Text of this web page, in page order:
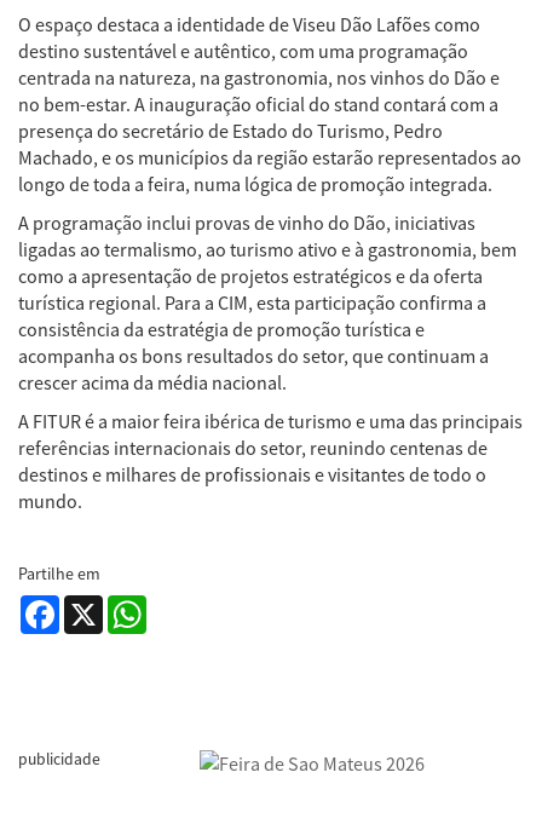
O espaço destaca a identidade de Viseu Dão Lafões como
destino sustentável e autêntico, com uma programação
centrada na natureza, na gastronomia, nos vinhos do Dão e
no bem-estar. A inauguração oficial do stand contará com a
presença do secretário de Estado do Turismo, Pedro
Machado, e os municípios da região estarão representados ao
longo de toda a feira, numa lógica de promoção integrada.
A programação inclui provas de vinho do Dão, iniciativas
ligadas ao termalismo, ao turismo ativo e à gastronomia, bem
como a apresentação de projetos estratégicos e da oferta
turística regional. Para a CIM, esta participação confirma a
consistência da estratégia de promoção turística e
acompanha os bons resultados do setor, que continuam a
crescer acima da média nacional.
A FITUR é a maior feira ibérica de turismo e uma das principais
referências internacionais do setor, reunindo centenas de
destinos e milhares de profissionais e visitantes de todo o
mundo.
Partilhe em
Facebook
X
publicidade